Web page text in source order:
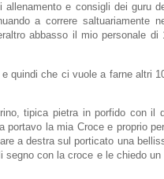
e consigli dei guru
a correre saltuariamente
abbasso il mio personale
quindi che ci vuole a farne altri
tipica pietra in porfido con il
portavo la mia Croce e proprio
a destra sul porticato una
con la croce e le chiedo un